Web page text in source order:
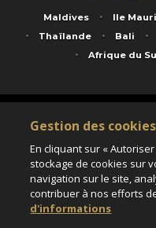
Maldives Ile
Thaïlande
Bali
Afrique du
Service animé par Nautil Voyages
au capital de 155 696 euros -
Matricule Atout France
Assurance responsabilité
Gestion des
En cliquant sur «
stockage de cookies sur
navigation sur le site,
contribuer à nos efforts
d'informations